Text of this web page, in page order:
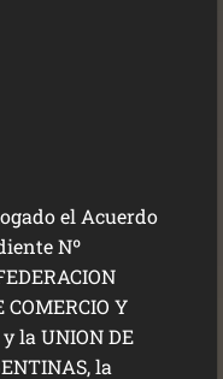
el Acuerdo
Nº
COMERCIO Y
la UNION DE
la